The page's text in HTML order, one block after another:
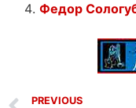
Федор
PREVIOUS